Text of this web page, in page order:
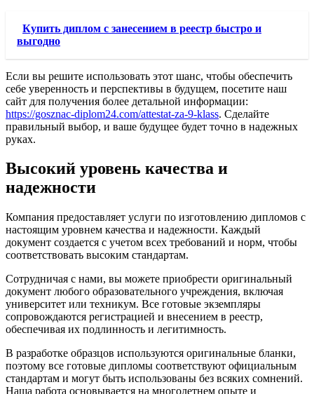
Купить диплом с занесением в реестр быстро и
выгодно
Если вы решите использовать этот шанс, чтобы обеспечить
себе уверенность и перспективы в будущем, посетите наш
сайт для получения более детальной информации:
https://gosznac-diplom24.com/attestat-za-9-klass. Сделайте
правильный выбор, и ваше будущее будет точно в надежных
руках.
Высокий уровень качества и
надежности
Компания предоставляет услуги по изготовлению дипломов с
настоящим уровнем качества и надежности. Каждый
документ создается с учетом всех требований и норм, чтобы
соответствовать высоким стандартам.
Сотрудничая с нами, вы можете приобрести оригинальный
документ любого образовательного учреждения, включая
университет или техникум. Все готовые экземпляры
сопровождаются регистрацией и внесением в реестр,
обеспечивая их подлинность и легитимность.
В разработке образцов используются оригинальные бланки,
поэтому все готовые дипломы соответствуют официальным
стандартам и могут быть использованы без всяких сомнений.
Наша работа основывается на многолетнем опыте и